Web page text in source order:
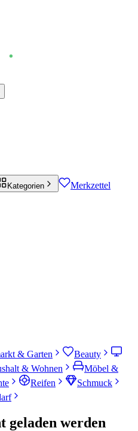
Kategorien Merkzettel
& Garten
Beauty
& Wohnen
Möbel &
Reifen
Schmuck
geladen werden